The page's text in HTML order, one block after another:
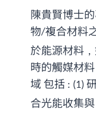
陳貴賢博士
物/複合材料
於能源材料
時的觸媒材
域包括 : (1)
合光能收集與